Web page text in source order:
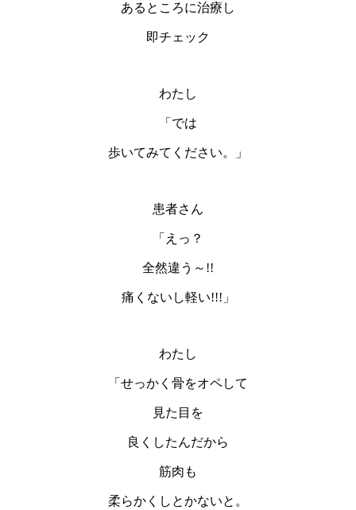
あるところに治療し
即チェック
わたし
「では
歩いてみてください。」
患者さん
「えっ？
全然違う～!!
痛くないし軽い!!!」
わたし
「せっかく骨をオペして
見た目を
良くしたんだから
筋肉も
柔らかくしとかないと。